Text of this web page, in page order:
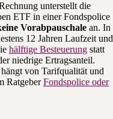
unterstellt die
ETF in einer Fondspolice
Vorabpauschale an. In
12 Jahren Laufzeit und
hälftige Besteuerung statt
niedrige Ertragsanteil.
von Tarifqualität und
RatgeberFondspolice oder